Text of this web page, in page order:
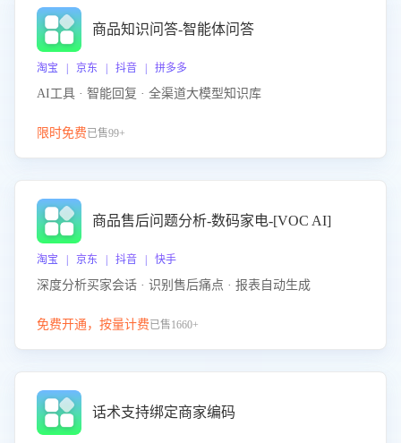
商品知识问答-智能体问答
淘宝 | 京东 | 抖音 | 拼多多
AI工具 · 智能回复 · 全渠道大模型知识库
限时免费已售99+
商品售后问题分析-数码家电-[VOC AI]
淘宝 | 京东 | 抖音 | 快手
深度分析买家会话 · 识别售后痛点 · 报表自动生成
免费开通，按量计费已售1660+
话术支持绑定商家编码